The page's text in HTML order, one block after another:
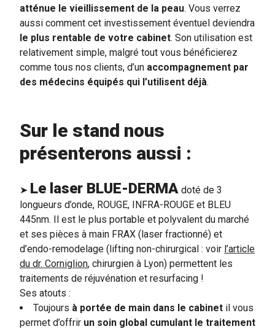
atténue le vieillissement de la peau. Vous verrez
aussi comment cet investissement éventuel deviendra
le plus rentable de votre cabinet. Son utilisation est
relativement simple, malgré tout vous bénéficierez
comme tous nos clients, d’un accompagnement par
des médecins équipés qui l’utilisent déjà.
Sur le stand nous
présenterons aussi :
➤ Le laser BLUE-DERMA doté de 3
longueurs d’onde, ROUGE, INFRA-ROUGE et BLEU
445nm. Il est le plus portable et polyvalent du marché
et ses pièces à main FRAX (laser fractionné) et
d’endo-remodelage (lifting non-chirurgical : voir l’article
du dr. Corniglion, chirurgien à Lyon) permettent les
traitements de réjuvénation et resurfacing !
Ses atouts :
Toujours à portée de main dans le cabinet il vous
permet d’offrir un soin global cumulant le traitement